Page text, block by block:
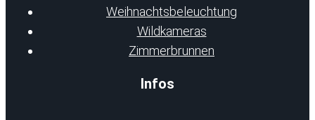
Weihnachtsbeleuchtung
Wildkameras
Zimmerbrunnen
Infos